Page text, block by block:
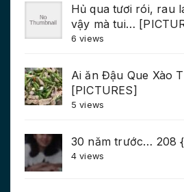
Hủ qua tươi rói, rau
vậy mà tui…
6 views
Ai ăn Đậu Que Xào
[PICTURES]
5 views
30 năm trước… 208
4 views